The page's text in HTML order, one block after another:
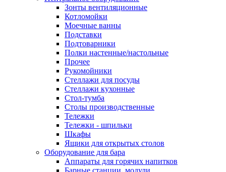
Зонты вентиляционные
Котломойки
Моечные ванны
Подставки
Подтоварники
Полки настенные/настольные
Прочее
Рукомойники
Стеллажи для посуды
Стеллажи кухонные
Стол-тумба
Столы производственные
Тележки
Тележки - шпильки
Шкафы
Ящики для открытых столов
Оборудование для бара
Аппараты для горячих напитков
Барные станции, модули